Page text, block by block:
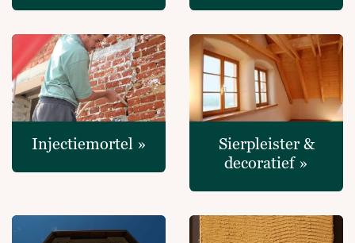
Injectiemortel »
Sierpleister &
decoratief »